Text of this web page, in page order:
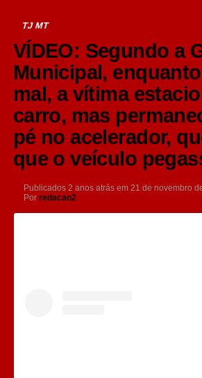
TJ MT
VÍDEO: Segundo a
Municipal,
mal, a vítima
carro, mas
pé no acelerador,
que o veículo
Publicados 2 anos atrás em 21 de novembro
Por redacao2